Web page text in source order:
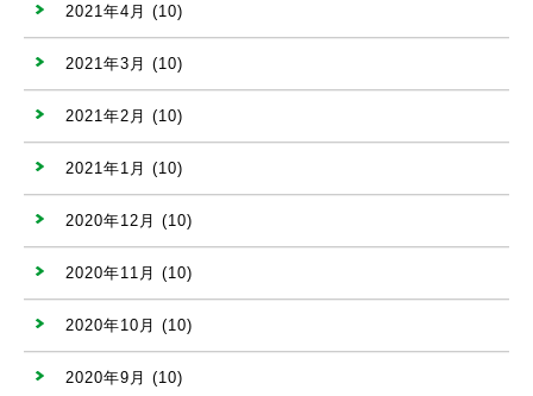
2021年4月 (10)
2021年3月 (10)
2021年2月 (10)
2021年1月 (10)
2020年12月 (10)
2020年11月 (10)
2020年10月 (10)
2020年9月 (10)